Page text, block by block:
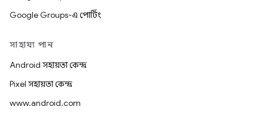
Google Groups-এ পোর্টিং
সাহায্য পান
Android সহায়তা কেন্দ্র
Pixel সহায়তা কেন্দ্র
www.android.com